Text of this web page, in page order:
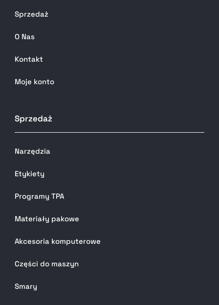
Sprzedaż
O Nas
Kontakt
Moje konto
Sprzedaż
Narzędzia
Etykiety
Programy TPA
Materiały pakowe
Akcesoria komputerowe
Części do maszyn
Smary